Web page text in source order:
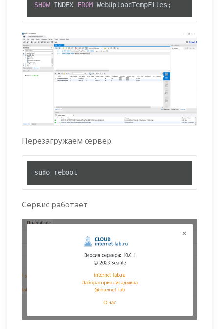
SHOW INDEX FROM WebUploadTempFiles;
Перезагружаем сервер.
sudo reboot
Сервис работает.